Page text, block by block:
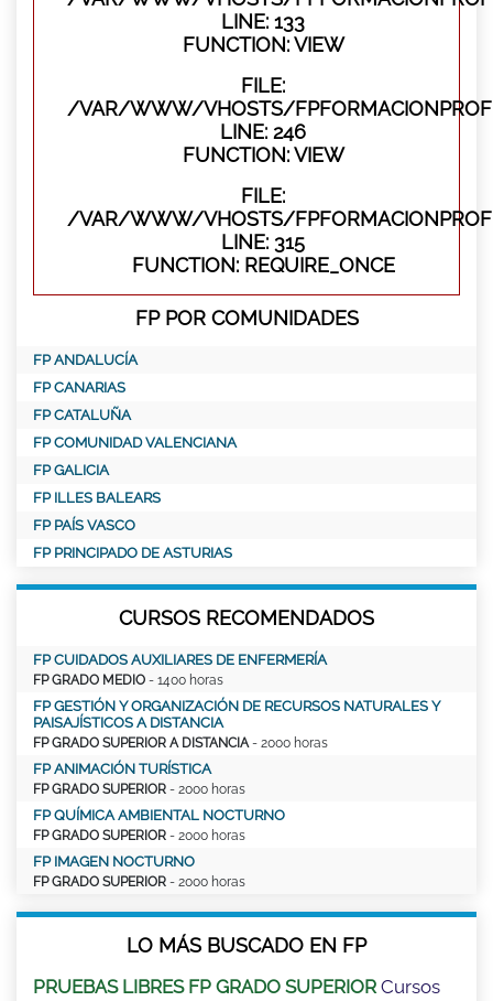
LINE: 133
FUNCTION: VIEW
FILE:
/VAR/WWW/VHOSTS/
LINE: 246
FUNCTION: VIEW
FILE:
/VAR/WWW/VHOSTS/
LINE: 315
FUNCTION: REQUIRE_ONCE
FP POR COMUNIDADES
FP ANDALUCÍA
FP CANARIAS
FP CATALUÑA
FP COMUNIDAD VALENCIANA
FP GALICIA
FP ILLES BALEARS
FP PAÍS VASCO
FP PRINCIPADO DE ASTURIAS
CURSOS RECOMENDADOS
FP CUIDADOS AUXILIARES DE ENFERMERÍA
FP GRADO MEDIO - 1400 horas
FP GESTIÓN Y ORGANIZACIÓN DE RECURSOS NATURALES Y
PAISAJÍSTICOS A DISTANCIA
FP GRADO SUPERIOR A DISTANCIA - 2000 horas
FP ANIMACIÓN TURÍSTICA
FP GRADO SUPERIOR - 2000 horas
FP QUÍMICA AMBIENTAL NOCTURNO
FP GRADO SUPERIOR - 2000 horas
FP IMAGEN NOCTURNO
FP GRADO SUPERIOR - 2000 horas
LO MÁS BUSCADO EN FP
PRUEBAS LIBRES FP GRADO SUPERIOR Cursos